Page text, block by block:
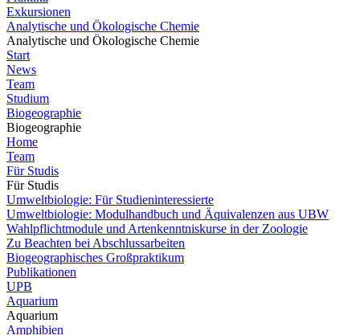
Exkursionen
Analytische und Ökologische Chemie
Analytische und Ökologische Chemie
Start
News
Team
Studium
Biogeographie
Biogeographie
Home
Team
Für Studis
Für Studis
Umweltbiologie: Für Studieninteressierte
Umweltbiologie: Modulhandbuch und Äquivalenzen aus UBW
Wahlpflichtmodule und Artenkenntniskurse in der Zoologie
Zu Beachten bei Abschlussarbeiten
Biogeographisches Großpraktikum
Publikationen
UPB
Aquarium
Aquarium
Amphibien